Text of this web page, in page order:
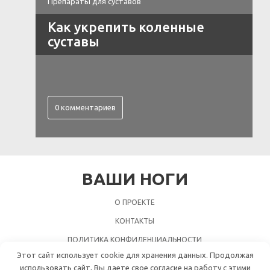
Как укрепить коленные
суставы
0 комментариев
ВАШИ НОГИ
О ПРОЕКТЕ
КОНТАКТЫ
ПОЛИТИКА КОНФИДЕНЦИАЛЬНОСТИ
Этот сайт использует cookie для хранения данных. Продолжая
использовать сайт, Вы даете свое согласие на работу с этими